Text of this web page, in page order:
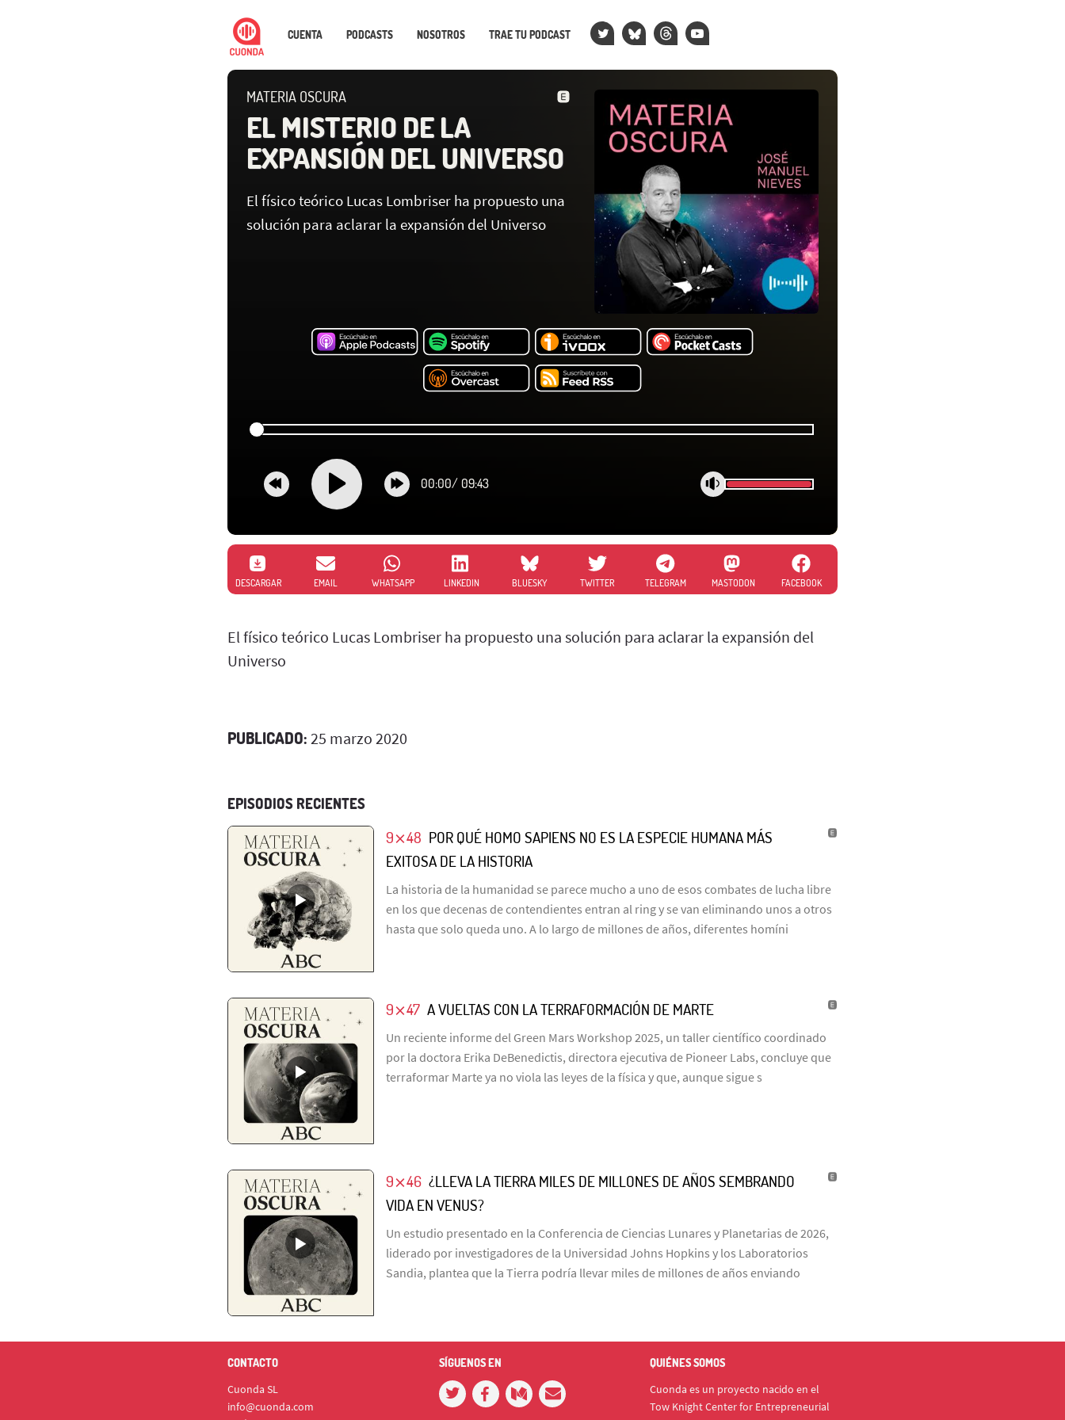
CUENTA PODCASTS NOSOTROS TRAE TU PODCAST
MATERIA OSCURA
EL MISTERIO DE LA
EXPANSIÓN DEL UNIVERSO
El físico teórico Lucas Lombriser ha propuesto una
solución para aclarar la expansión del Universo
00:00/ 09:43
DESCARGAR EMAIL WHATSAPP LINKEDIN BLUESKY TWITTER TELEGRAM MASTODON FACEBOOK
El físico teórico Lucas Lombriser ha propuesto una solución para aclarar la expansión del
Universo
PUBLICADO: 25 marzo 2020
EPISODIOS RECIENTES
9⨯48 POR QUÉ HOMO SAPIENS NO ES LA ESPECIE HUMANA MÁS
EXITOSA DE LA HISTORIA
La historia de la humanidad se parece mucho a uno de esos combates de lucha libre
en los que decenas de contendientes entran al ring y se van eliminando unos a otros
hasta que solo queda uno. A lo largo de millones de años, diferentes homíni
9⨯47 A VUELTAS CON LA TERRAFORMACIÓN DE MARTE
Un reciente informe del Green Mars Workshop 2025, un taller científico coordinado
por la doctora Erika DeBenedictis, directora ejecutiva de Pioneer Labs, concluye que
terraformar Marte ya no viola las leyes de la física y que, aunque sigue s
9⨯46 ¿LLEVA LA TIERRA MILES DE MILLONES DE AÑOS SEMBRANDO
VIDA EN VENUS?
Un estudio presentado en la Conferencia de Ciencias Lunares y Planetarias de 2026,
liderado por investigadores de la Universidad Johns Hopkins y los Laboratorios
Sandia, plantea que la Tierra podría llevar miles de millones de años enviando
CONTACTO
Cuonda SL
info@cuonda.com
SÍGUENOS EN QUIÉNES SOMOS
Cuonda es un proyecto nacido en el
Tow Knight Center for Entrepreneurial